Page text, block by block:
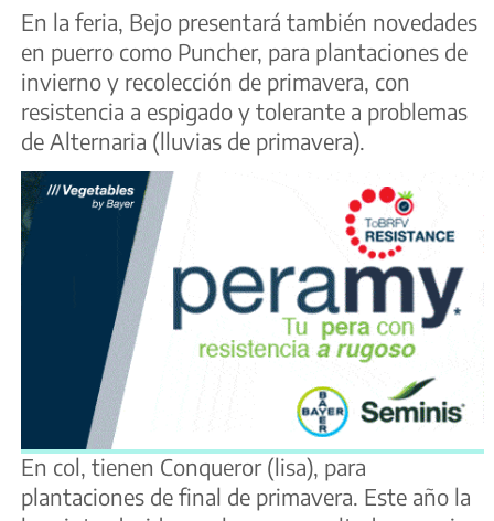
En la feria, Bejo presentará también novedades
en puerro como Puncher, para plantaciones de
invierno y recolección de primavera, con
resistencia a espigado y tolerante a problemas
de Alternaria (lluvias de primavera).
En col, tienen Conqueror (lisa), para
plantaciones de final de primavera. Este año la